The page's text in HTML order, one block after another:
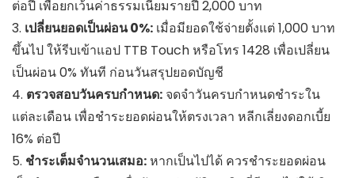
ต่อปี เพื่อยกเว้นค่าธรรมเนียมรายปี 2,000 บาท
3. เปลี่ยนยอดเป็นผ่อน 0%: เมื่อมียอดใช้จ่ายตั้งแต่ 1,000 บาท
ขึ้นไป ให้รีบเข้าแอป TTB Touch หรือโทร 1428 เพื่อเปลี่ยน
เป็นผ่อน 0% ทันที ก่อนวันสรุปยอดบัญชี
4. ตรวจสอบวันครบกำหนด: จดจำวันครบกำหนดชำระใน
แต่ละเดือน เพื่อชำระยอดผ่อนให้ตรงเวลา หลีกเลี่ยงดอกเบี้ย
16% ต่อปี
5. ชำระเต็มจำนวนเสมอ:หากเป็นไปได้ ควรชำระยอดผ่อน